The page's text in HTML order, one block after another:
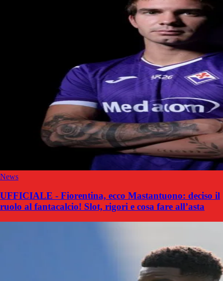
News
UFFICIALE - Fiorentina, ecco Mastantuono: deciso il
ruolo al fantacalcio! Slot, rigori e cosa fare all’asta